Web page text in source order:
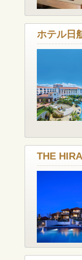
ホテル日
THE